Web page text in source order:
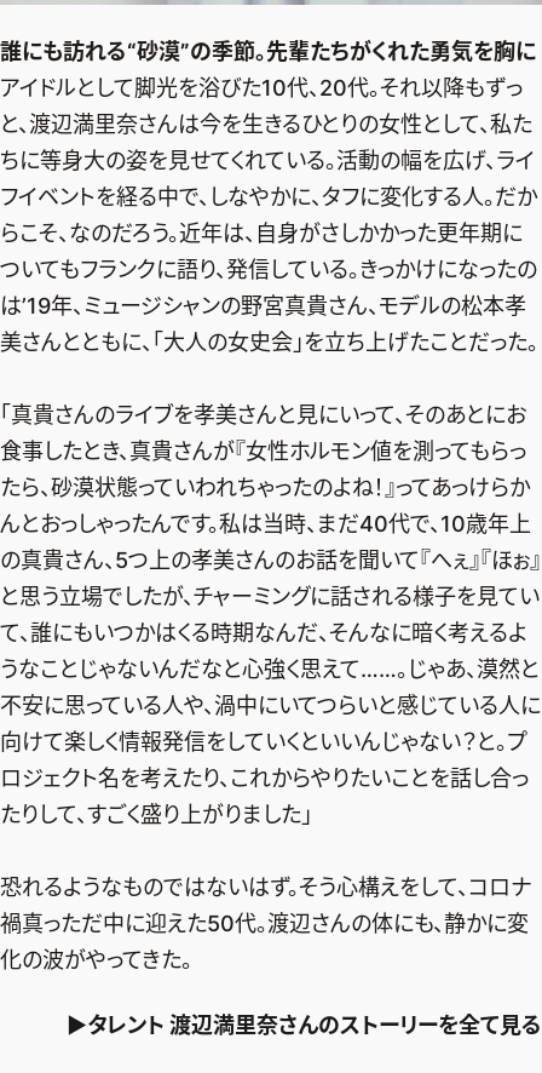
誰にも訪れる“砂漠”の季節。先輩たちがくれた勇気を胸に
アイドルとして脚光を浴びた10代、20代。それ以降もずっ
と、渡辺満里奈さんは今を生きるひとりの女性として、私た
ちに等身大の姿を見せてくれている。活動の幅を広げ、ライ
フイベントを経る中で、しなやかに、タフに変化する人。だか
らこそ、なのだろう。近年は、自身がさしかかった更年期に
ついてもフランクに語り、発信している。きっかけになったの
は’19年、ミュージシャンの野宮真貴さん、モデルの松本孝
美さんとともに、「大人の女史会」を立ち上げたことだった。
「真貴さんのライブを孝美さんと見にいって、そのあとにお
食事したとき、真貴さんが『女性ホルモン値を測ってもらっ
たら、砂漠状態っていわれちゃったのよね！』ってあっけらか
んとおっしゃったんです。私は当時、まだ40代で、10歳年上
の真貴さん、5つ上の孝美さんのお話を聞いて『へぇ』『ほぉ』
と思う立場でしたが、チャーミングに話される様子を見てい
て、誰にもいつかはくる時期なんだ、そんなに暗く考えるよ
うなことじゃないんだなと心強く思えて……。じゃあ、漠然と
不安に思っている人や、渦中にいてつらいと感じている人に
向けて楽しく情報発信をしていくといいんじゃない？と。プ
ロジェクト名を考えたり、これからやりたいことを話し合っ
たりして、すごく盛り上がりました」
恐れるようなものではないはず。そう心構えをして、コロナ
禍真っただ中に迎えた50代。渡辺さんの体にも、静かに変
化の波がやってきた。
▶タレント 渡辺満里奈さんのストーリーを全て見る